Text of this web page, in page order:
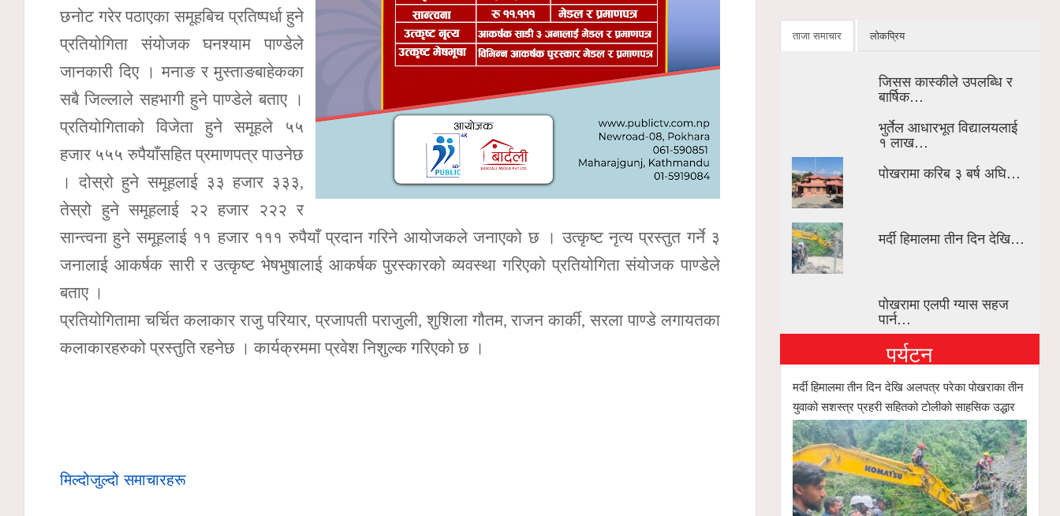
छनोट गरेर पठाएका समूहबिच प्रतिष्पर्धा हुने
प्रतियोगिता संयोजक घनश्याम पाण्डेले
जानकारी दिए । मनाङ र मुस्ताङबाहेकका
सबै जिल्लाले सहभागी हुने पाण्डेले बताए ।
प्रतियोगिताको विजेता हुने समूहले ५५
हजार ५५५ रुपैयाँसहित प्रमाणपत्र पाउनेछ
। दोस्रो हुने समूहलाई ३३ हजार ३३३,
तेस्रो हुने समूहलाई २२ हजार २२२ र
सान्त्वना हुने समूहलाई ११ हजार १११ रुपैयाँ प्रदान गरिने आयोजकले जनाएको छ । उत्कृष्ट नृत्य प्रस्तुत गर्ने ३
जनालाई आकर्षक सारी र उत्कृष्ट भेषभुषालाई आकर्षक पुरस्कारको व्यवस्था गरिएको प्रतियोगिता संयोजक पाण्डेले
बताए ।
प्रतियोगितामा चर्चित कलाकार राजु परियार, प्रजापती पराजुली, शुशिला गौतम, राजन कार्की, सरला पाण्डे लगायतका
कलाकारहरुको प्रस्तुति रहनेछ । कार्यक्रममा प्रवेश निशुल्क गरिएको छ ।
मिल्दोजुल्दो समाचारहरू
ताजा समाचार लोकप्रिय
जिसस कास्कीले उपलब्धि र
बार्षिक…
भुर्तेल आधारभूत विद्यालयलाई
१ लाख…
पोखरामा करिब ३ बर्ष अघि…
मर्दी हिमालमा तीन दिन देखि…
पोखरामा एलपी ग्यास सहज
पार्न…
पर्यटन
मर्दी हिमालमा तीन दिन देखि अलपत्र परेका पोखराका तीन
युवाको सशस्त्र प्रहरी सहितको टोलीको साहसिक उद्धार